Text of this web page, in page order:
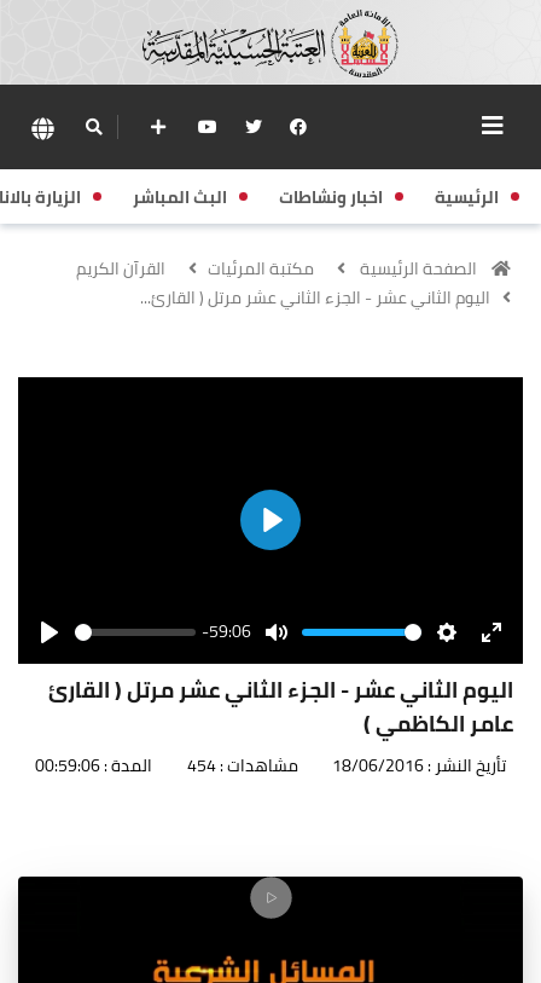
الرئيسية اخبار ونشاطات البث المباشر الزيارة
الصفحة الرئيسية مكتبة المرئيات
القرآن الكريم
اليوم الثاني عشر - الجزء الثاني عشر مرتل ( القارئ...
Play
Play
Seek -59:06
Mute
Volume
SettingsEnter
اليوم الثاني عشر - الجزء الثاني عشر مرتل ( القارئ
عامر الكاظمي )
تأريخ النشر : 18/06/2016 مشاهدات : 454 المدة : 00:59:06